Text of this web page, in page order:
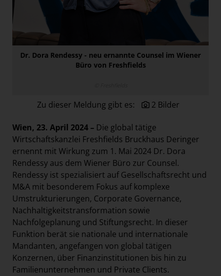
Österreichische Post AG
Paradies Garten
section.d
The Hoxton
Unibail-Rodamco-Westfield
Vöslauer
NMK
MEDIA
KONTAKT
Dr. Dora Rendessy - neu ernannte Counsel im Wiener
Büro von Freshfields
Zu dieser Meldung gibt es: 2 Bilder
Wien, 23. April 2024 – Die global tätige
Wirtschaftskanzlei Freshfields Bruckhaus Deringer
ernennt mit Wirkung zum 1. Mai 2024 Dr. Dora
Rendessy aus dem Wiener Büro zur Counsel.
Rendessy ist spezialisiert auf Gesellschaftsrecht und
M&A mit besonderem Fokus auf komplexe
Umstrukturierungen, Corporate Governance,
Nachhaltigkeitstransformation sowie
Nachfolgeplanung und Stiftungsrecht. In dieser
Funktion berät sie nationale und internationale
Mandanten, angefangen von global tätigen
Konzernen, über Finanzinstitutionen bis hin zu
Familienunternehmen und Private Clients.